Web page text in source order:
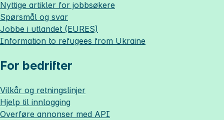
Nyttige artikler for jobbsøkere
Spørsmål og svar
Jobbe i utlandet (EURES)
Information to refugees from Ukraine
For bedrifter
Vilkår og retningslinjer
Hjelp til innlogging
Overføre annonser med API